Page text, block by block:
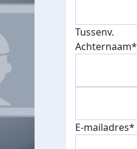
Tussenv.
Achternaam*
E-mailadres*